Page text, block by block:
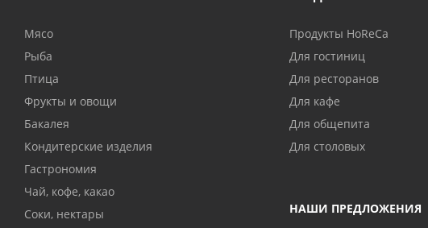
Мясо
Рыба
Птица
Фрукты и овощи
Бакалея
Кондитерские изделия
Гастрономия
Чай, кофе, какао
Соки, нектары
Продукты HoReCa
Для гостиниц
Для ресторанов
Для кафе
Для общепита
Для столовых
НАШИ ПРЕДЛОЖЕНИЯ